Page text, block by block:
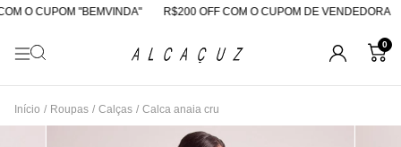
O CUPOM "BEMVINDA" R$200 OFF COM O CUPOM DE VENDEDORA
0
Início / Roupas / Calças / Calca anaia cru